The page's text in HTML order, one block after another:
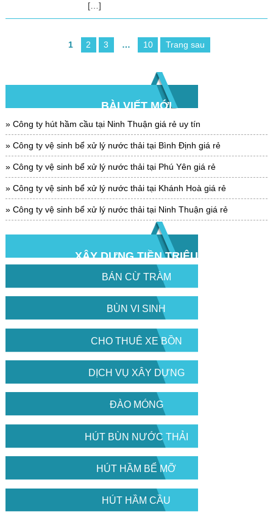
[…]
1 2 3 … 10 Trang sau
BÀI VIẾT MỚI
Công ty hút hầm cầu tại Ninh Thuận giá rẻ uy tín
Công ty vệ sinh bể xử lý nước thải tại Bình Định giá rẻ
Công ty vệ sinh bể xử lý nước thải tại Phú Yên giá rẻ
Công ty vệ sinh bể xử lý nước thải tại Khánh Hoà giá rẻ
Công ty vệ sinh bể xử lý nước thải tại Ninh Thuận giá rẻ
XÂY DỰNG TIỀN TRIỆU
BÁN CỪ TRÀM
BÙN VI SINH
CHO THUÊ XE BỒN
DỊCH VỤ XÂY DỰNG
ĐÀO MÓNG
HÚT BÙN NƯỚC THẢI
HÚT HẦM BỂ MỠ
HÚT HẦM CẦU